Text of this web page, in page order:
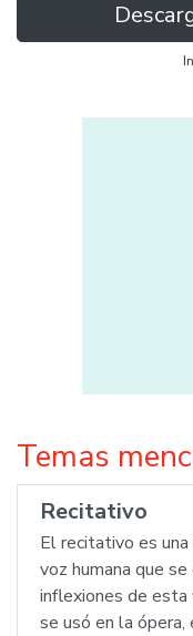
Temas
Recitativo
El recitativo es una
voz humana que
inflexiones de esta
se usó en la